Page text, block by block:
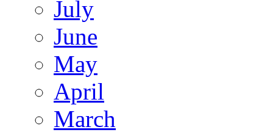
July
June
May
April
March